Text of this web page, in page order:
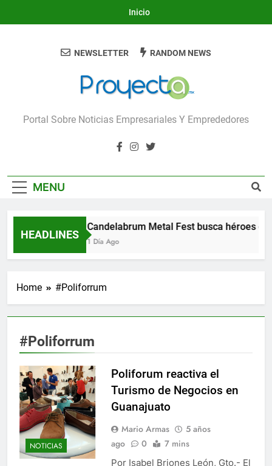
Inicio
Proyecta
Portal Sobre Noticias Empresariales Y Emprededores
NEWSLETTER RANDOM NEWS
MENU
HEADLINES
Candelabrum Metal Fest busca héroes de
1 Día Ago
Home #Poliforrum
#Poliforrum
NOTICIAS
Poliforum reactiva el
Turismo de Negocios en
Guanajuato
Mario Armas
5 años
ago
0 7 mins
Por Isabel Briones León, Gto.- El